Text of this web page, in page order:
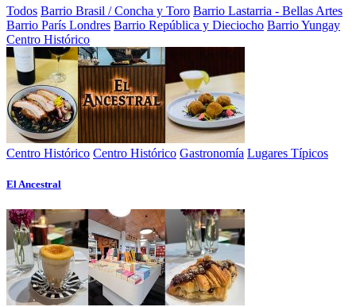
Todos Barrio Brasil / Concha y Toro Barrio Lastarria - Bellas Artes
Barrio París Londres Barrio República y Dieciocho Barrio Yungay
Centro Histórico
Centro Histórico Centro Histórico Gastronomía Lugares Típicos
El Ancestral